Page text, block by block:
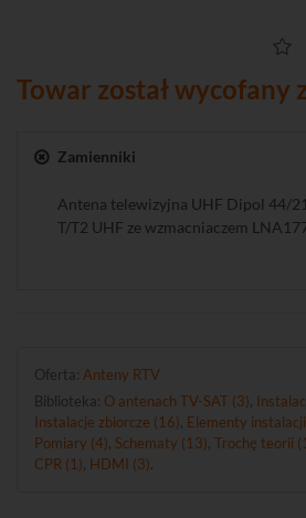
Towar został wycofany
Zamienniki
Antena telewizyjna UHF Dipol 44/
T/T2 UHF ze wzmacniaczem
Oferta: Anteny RTV
Biblioteka: O antenach TV-SAT (3)
Instalacje zbiorcze (16) Elementy
Pomiary (4) Schematy (13) Trochę teorii
CPR (1) HDMI (3)